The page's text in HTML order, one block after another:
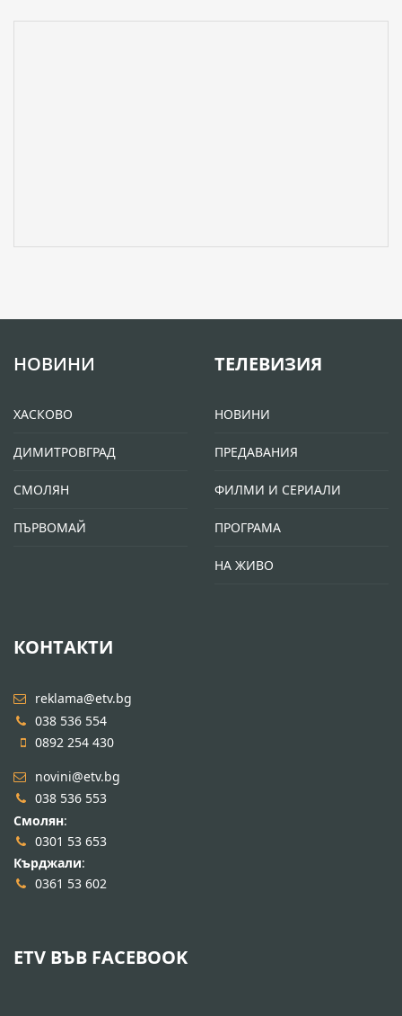
НОВИНИ
ХАСКОВО
ДИМИТРОВГРАД
СМОЛЯН
ПЪРВОМАЙ
ТЕЛЕВИЗИЯ
НОВИНИ
ПРЕДАВАНИЯ
ФИЛМИ И СЕРИАЛИ
ПРОГРАМА
НА ЖИВО
КОНТАКТИ
reklama@etv.bg
038 536 554
0892 254 430
novini@etv.bg
038 536 553
Смолян:
0301 53 653
Кърджали:
0361 53 602
ETV ВЪВ FACEBOOK